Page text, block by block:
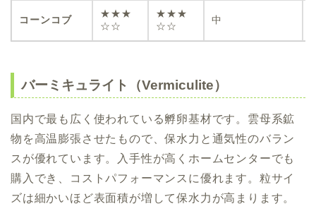
コーンコブ
★★★
☆☆
★★★
☆☆
中
バーミキュライト（Vermiculite）
国内で最も広く使われている孵卵基材です。雲母系鉱
物を高温膨張させたもので、保水力と通気性のバラン
スが優れています。入手性が高くホームセンターでも
購入でき、コストパフォーマンスに優れます。粒サイ
ズは細かいほど表面積が増して保水力が高まります。